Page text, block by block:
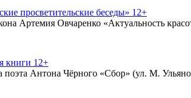
просветительские беседы» 12+
Артемия Овчаренко «Актуальность
книги 12+
поэта Антона Чёрного «Сбор» (ул. М.